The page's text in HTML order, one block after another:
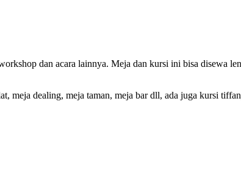
dan acara lainnya. Meja dan kursi ini bisa disewa
dealing, meja taman, meja bar dll, ada juga kursi